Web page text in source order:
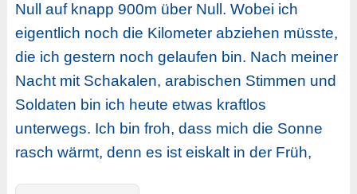
Null auf knapp 900m über Null. Wobei ich
eigentlich noch die Kilometer abziehen müsste,
die ich gestern noch gelaufen bin. Nach meiner
Nacht mit Schakalen, arabischen Stimmen und
Soldaten bin ich heute etwas kraftlos
unterwegs. Ich bin froh, dass mich die Sonne
rasch wärmt, denn es ist eiskalt in der Früh,